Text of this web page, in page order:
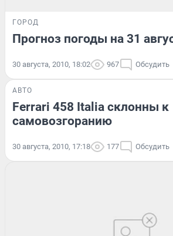
ГОРОД
Прогноз погоды на 31
30 августа, 2010, 18:02 967 Обсудить
АВТО
Ferrari 458 Italia склонны к
самовозгоранию
30 августа, 2010, 17:18 177 Обсудить